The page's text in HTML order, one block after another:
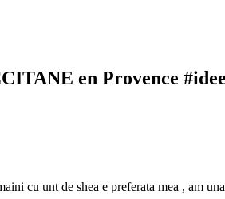
en Provence
cu unt de shea e preferata mea , am